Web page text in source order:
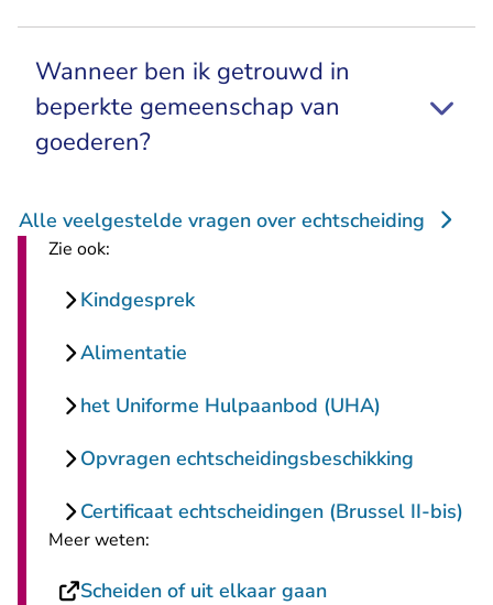
Wanneer ben ik getrouwd in
beperkte gemeenschap van
goederen?
Alle veelgestelde vragen over echtscheiding
Zie ook:
Kindgesprek
Alimentatie
het Uniforme Hulpaanbod (UHA)
Opvragen echtscheidingsbeschikking
Certificaat echtscheidingen (Brussel II-bis)
Meer weten:
Scheiden of uit elkaar gaan